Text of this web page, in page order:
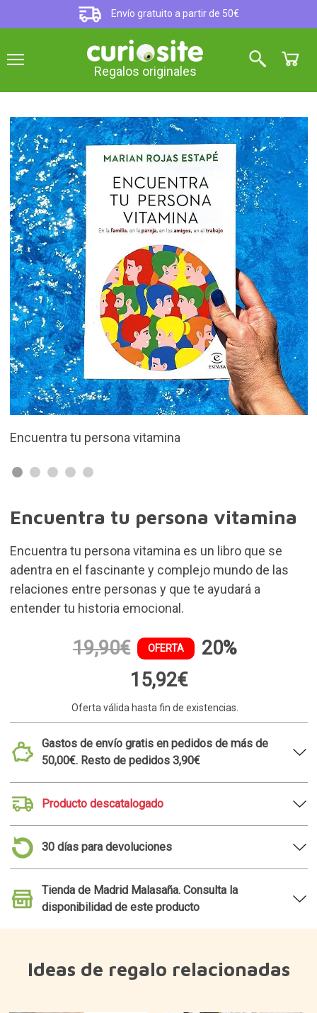
Envío gratuito a partir de 50€
Regalos originales
Escrito por la Dr. Marian Rojas
Encuentra tu persona vitamina
Encuentra tu persona vitamina es un libro que se
adentra en el fascinante y complejo mundo de las
relaciones entre personas y que te ayudará a
entender tu historia emocional.
19,90€ OFERTA
20%
15,92€
Oferta válida hasta fin de existencias.
Gastos de envío gratis en pedidos de más de
50,00€. Resto de pedidos 3,90€
Producto descatalogado
30 días para devoluciones
Tienda de Madrid Malasaña. Consulta la
disponibilidad de este producto
Ideas de regalo relacionadas